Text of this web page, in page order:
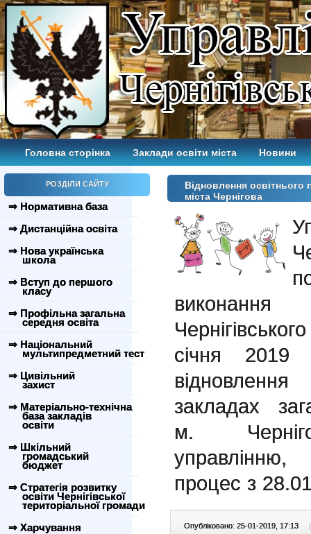
Головна сторінка Заклади освіти міста Новини
РОЗДІЛИ САЙТУ
⇒ Нормативна база
⇒ Дистанційна освіта
⇒ Нова українська
школа
⇒ Вступ до першого
класу
⇒ Профільна загальна
середня освіта
⇒ Національний
мультипредметний тест
⇒ Цивільний
захист
⇒ Матеріально-технічна
база закладів
освіти
⇒ Шкільний
громадський
бюджет
⇒ Стратегія розвитку
освіти Чернігівської
територіальної громади
⇒ Харчування
Відновлення освітнього
міста Чернігова
січня
закладах
м.
управлінню,
процес з
Опубліковано: 25-01-2019, 17:13 |